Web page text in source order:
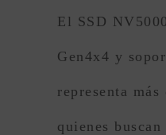
El SSD
Gen4x4 y
representa
quienes